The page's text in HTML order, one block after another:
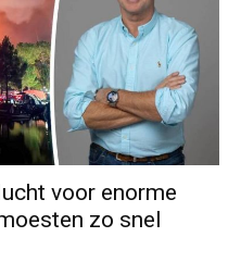
voor enorme
zo snel